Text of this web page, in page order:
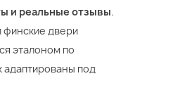
и реальные отзывы.
двери
эталоном по
адаптированы под